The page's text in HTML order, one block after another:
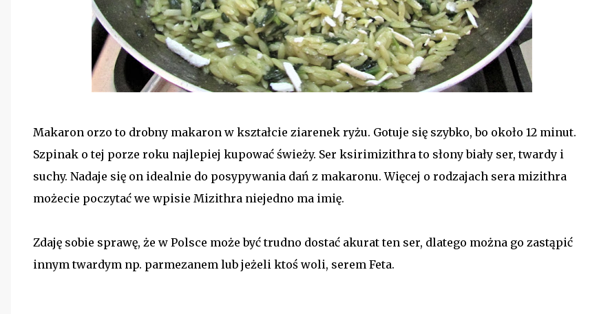
Makaron orzo to drobny makaron w kształcie ziarenek ryżu. Gotuje się szybko, bo około 12 minut.
Szpinak o tej porze roku najlepiej kupować świeży. Ser ksirimizithra to słony biały ser, twardy i
suchy. Nadaje się on idealnie do posypywania dań z makaronu. Więcej o rodzajach sera mizithra
możecie poczytać we wpisie Mizithra niejedno ma imię.
Zdaję sobie sprawę, że w Polsce może być trudno dostać akurat ten ser, dlatego można go zastąpić
innym twardym np. parmezanem lub jeżeli ktoś woli, serem Feta.